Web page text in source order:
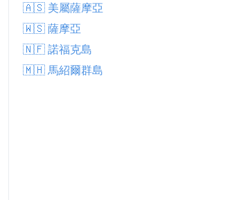
週三 12. 8月
🇦🇸 美屬薩摩亞
🇼🇸 薩摩亞
🇳🇫 諾福克島
🇲🇭 馬紹爾群島